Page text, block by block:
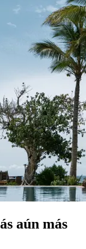
aún más